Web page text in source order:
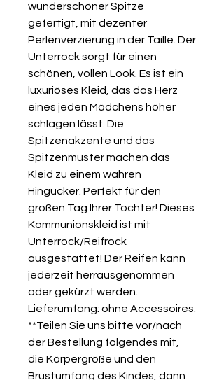
wunderschöner Spitze
gefertigt, mit dezenter
Perlenverzierung in der Taille. Der
Unterrock sorgt für einen
schönen, vollen Look. Es ist ein
luxuriöses Kleid, das das Herz
eines jeden Mädchens höher
schlagen lässt. Die
Spitzenakzente und das
Spitzenmuster machen das
Kleid zu einem wahren
Hingucker. Perfekt für den
großen Tag Ihrer Tochter! Dieses
Kommunionskleid ist mit
Unterrock/Reifrock
ausgestattet! Der Reifen kann
jederzeit herrausgenommen
oder gekürzt werden.
Lieferumfang: ohne Accessoires.
**Teilen Sie uns bitte vor/nach
der Bestellung folgendes mit,
die Körpergröße und den
Brustumfang des Kindes, dann